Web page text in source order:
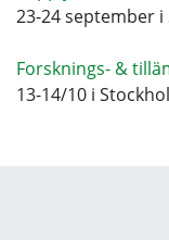
23-24 september
Forsknings- &
13-14/10 i